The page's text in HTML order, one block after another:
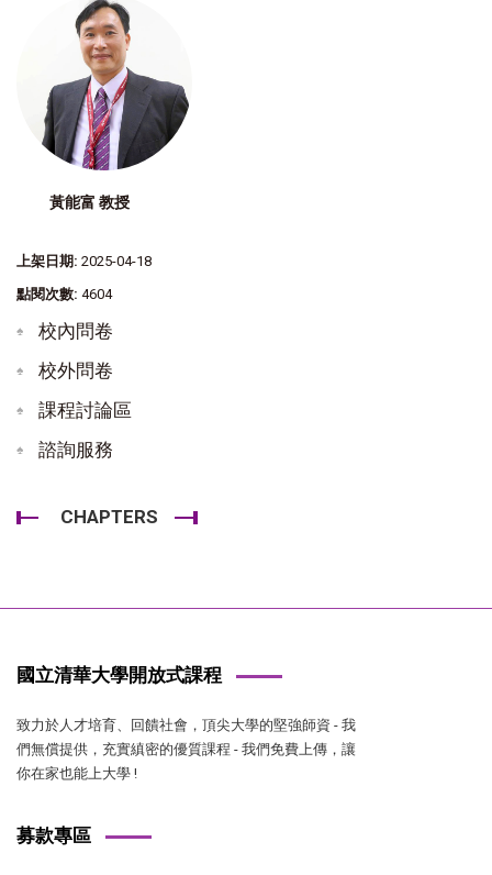
黃能富 教授
上架日期: 2025-04-18
點閱次數: 4604
校內問卷
校外問卷
課程討論區
諮詢服務
CHAPTERS
國立清華大學開放式課程
致力於人才培育、回饋社會，頂尖大學的堅強師資 - 我
們無償提供，充實縝密的優質課程 - 我們免費上傳，讓
你在家也能上大學 !
募款專區